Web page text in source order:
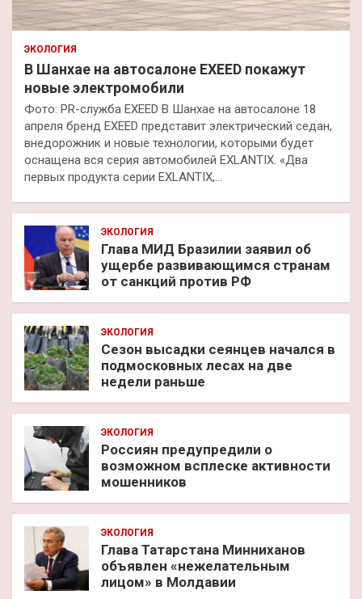
ЭКОЛОГИЯ
В Шанхае на автосалоне EXEED покажут
новые электромобили
Фото: PR-служба EXEED В Шанхае на автосалоне 18
апреля бренд EXEED представит электрический седан,
внедорожник и новые технологии, которыми будет
оснащена вся серия автомобилей EXLANTIX. «Два
первых продукта серии EXLANTIX,…
ЭКОЛОГИЯ
Глава МИД Бразилии заявил об
ущербе развивающимся странам
от санкций против РФ
ЭКОЛОГИЯ
Сезон высадки сеянцев начался в
подмосковных лесах на две
недели раньше
ЭКОЛОГИЯ
Россиян предупредили о
возможном всплеске активности
мошенников
ЭКОЛОГИЯ
Глава Татарстана Минниханов
объявлен «нежелательным
лицом» в Молдавии